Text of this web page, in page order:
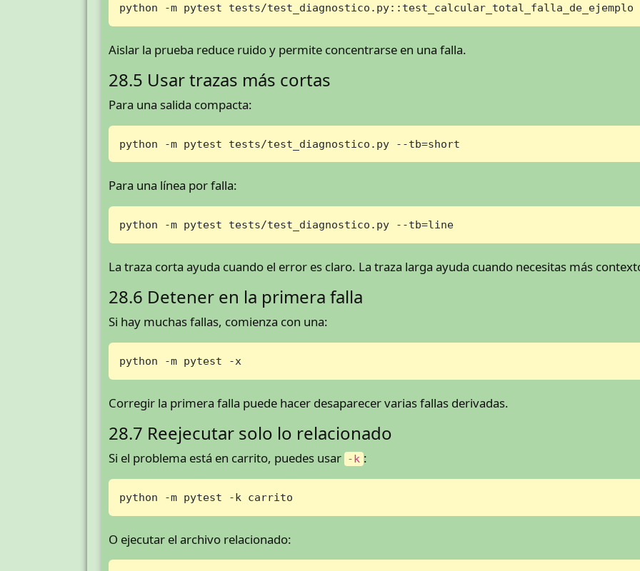
python -m pytest tests/test_diagnostico.py::test_calcular_total_falla_de_ejemplo
Aislar la prueba reduce ruido y permite concentrarse en una falla.
28.5 Usar trazas más cortas
Para una salida compacta:
python -m pytest tests/test_diagnostico.py --tb=short
Para una línea por falla:
python -m pytest tests/test_diagnostico.py --tb=line
La traza corta ayuda cuando el error es claro. La traza larga ayuda cuando necesitas más
28.6 Detener en la primera falla
Si hay muchas fallas, comienza con una:
python -m pytest -x
Corregir la primera falla puede hacer desaparecer varias fallas derivadas.
28.7 Reejecutar solo lo relacionado
Si el problema está en carrito, puedes usar -k :
python -m pytest -k carrito
O ejecutar el archivo relacionado: